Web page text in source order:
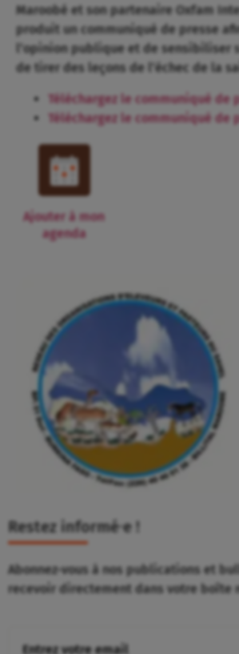
Maroobé et son partenaire Oxfam
produit un communiqué de presse
l’opinion publique et de sensibiliser
de tirer des leçons de l’échec de la
Téléchargez le communiqué de
Téléchargez le communiqué de
Ajouter à mon
agenda
Restez informé⸱e !
Abonnez-vous à nos publications et
recevoir directement dans votre boîte